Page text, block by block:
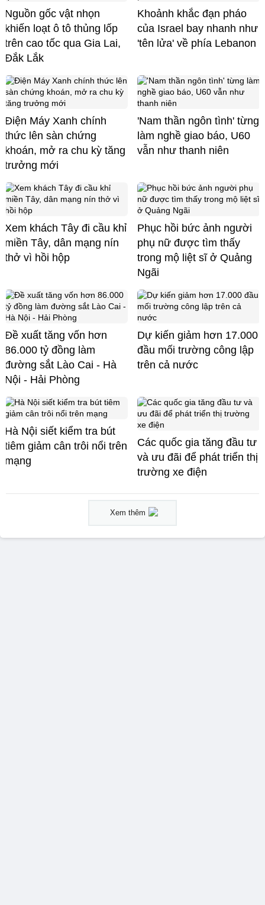
Nguồn gốc vật nhọn
khiến loạt ô tô thủng lốp
trên cao tốc qua Gia Lai,
Đắk Lắk
Khoảnh khắc đạn pháo
của Israel bay nhanh như
'tên lửa' về phía Lebanon
Điện Máy Xanh chính
thức lên sàn chứng
khoán, mở ra chu kỳ tăng
trưởng mới
'Nam thần ngôn tình' từng
làm nghề giao báo, U60
vẫn như thanh niên
Xem khách Tây đi cầu khỉ
miền Tây, dân mạng nín
thở vì hồi hộp
Phục hồi bức ảnh người
phụ nữ được tìm thấy
trong mộ liệt sĩ ở Quảng
Ngãi
Đề xuất tăng vốn hơn
86.000 tỷ đồng làm
đường sắt Lào Cai - Hà
Nội - Hải Phòng
Dự kiến giảm hơn 17.000
đầu mối trường công lập
trên cả nước
Hà Nội siết kiểm tra bút
tiêm giảm cân trôi nổi trên
mạng
Các quốc gia tăng đầu tư
và ưu đãi để phát triển thị
trường xe điện
Xem thêm